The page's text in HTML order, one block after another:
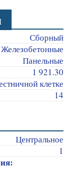
Сборный
Железобетонные
Панельные
1 921.30
клетке
14
Центральное
1